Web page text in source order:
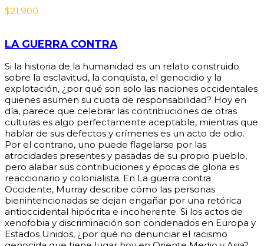
$21.900
LA GUERRA CONTRA
Si la historia de la humanidad es un relato construido
sobre la esclavitud, la conquista, el genocidio y la
explotación, ¿por qué son solo las naciones occidentales
quienes asumen su cuota de responsabilidad? Hoy en
día, parece que celebrar las contribuciones de otras
culturas es algo perfectamente aceptable, mientras que
hablar de sus defectos y crímenes es un acto de odio.
Por el contrario, uno puede flagelarse por las
atrocidades presentes y pasadas de su propio pueblo,
pero alabar sus contribuciones y épocas de gloria es
reaccionario y colonialista. En La guerra contra
Occidente, Murray describe cómo las personas
bienintencionadas se dejan engañar por una retórica
antioccidental hipócrita e incoherente. Si los actos de
xenofobia y discriminación son condenados en Europa y
Estados Unidos, ¿por qué no denunciar el racismo